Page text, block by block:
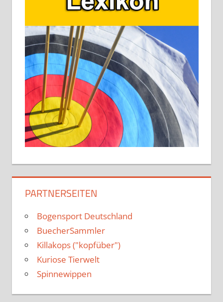
PARTNERSEITEN
Bogensport Deutschland
BuecherSammler
Killakops ("kopfüber")
Kuriose Tierwelt
Spinnewippen